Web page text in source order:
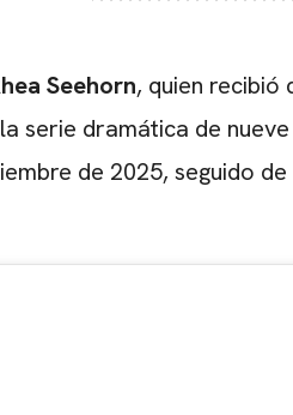
Seehorn, quien recibió
la serie dramática de
de 2025, seguido